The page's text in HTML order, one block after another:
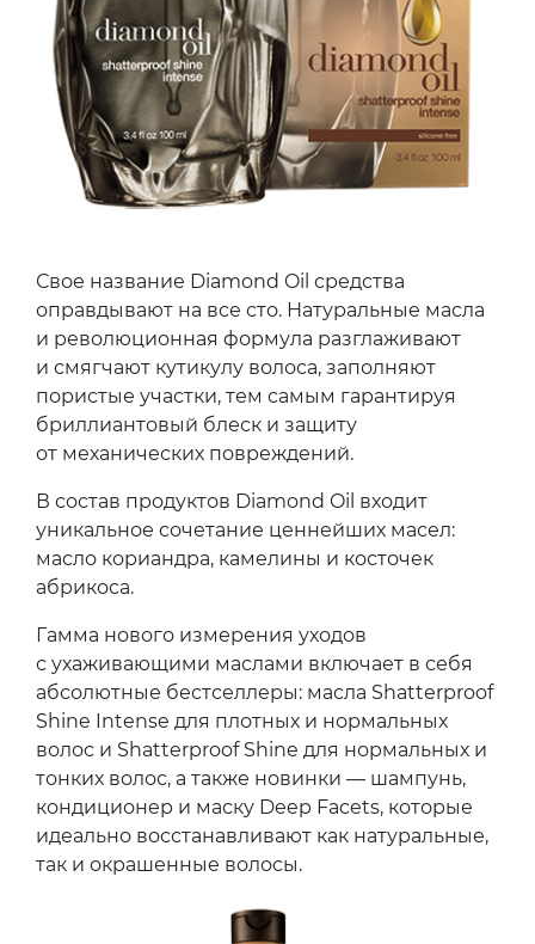
Свое название Diamond Oil средства
оправдывают на все сто. Натуральные масла
и революционная формула разглаживают
и смягчают кутикулу волоса, заполняют
пористые участки, тем самым гарантируя
бриллиантовый блеск и защиту
от механических повреждений.
В состав продуктов Diamond Oil входит
уникальное сочетание ценнейших масел:
масло кориандра, камелины и косточек
абрикоса.
Гамма нового измерения уходов
с ухаживающими маслами включает в себя
абсолютные бестселлеры: масла Shatterproof
Shine Intense для плотных и нормальных
волос и Shatterproof Shine для нормальных и
тонких волос, а также новинки — шампунь,
кондиционер и маску Deep Facets, которые
идеально восстанавливают как натуральные,
так и окрашенные волосы.